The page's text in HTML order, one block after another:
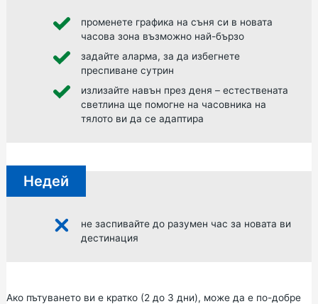
променете графика на съня си в новата
часова зона възможно най-бързо
задайте аларма, за да избегнете
преспиване сутрин
излизайте навън през деня – естествената
светлина ще помогне на часовника на
тялото ви да се адаптира
Недей
не заспивайте до разумен час за новата ви
дестинация
Ако пътуването ви е кратко (2 до 3 дни), може да е по-добре